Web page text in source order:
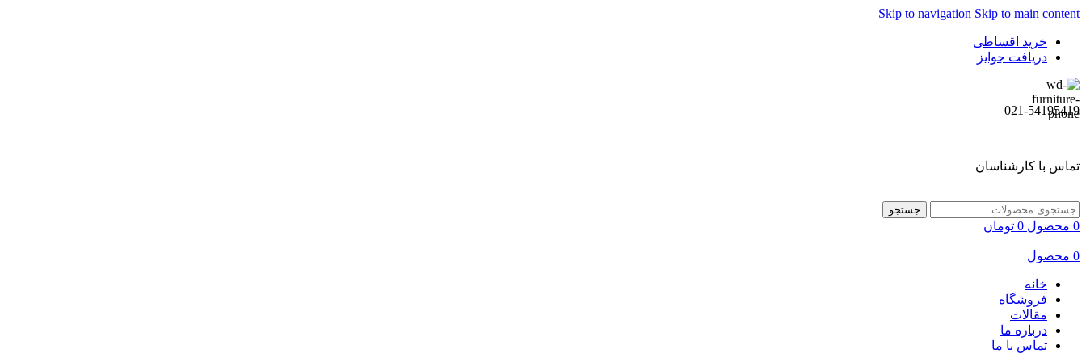
Skip to navigation Skip to main content
خرید اقساطی
دریافت جوایز
021-54195419
تماس با کارشناسان
جستجو
0 محصول 0 تومان
0 محصول
خانه
فروشگاه
مقالات
درباره ما
تماس با ما